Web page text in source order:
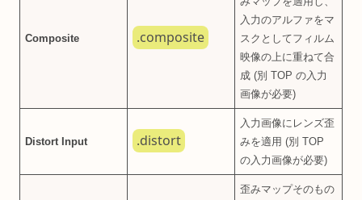
Composite .composite
入力のアルファをマ
スクとしてフィルム
映像の上に重ねて合
成 (別 TOP の入力
画像が必要)
Distort Input .distort
入力画像にレンズ歪
みを適用 (別 TOP
の入力画像が必要)
歪みマップそのもの